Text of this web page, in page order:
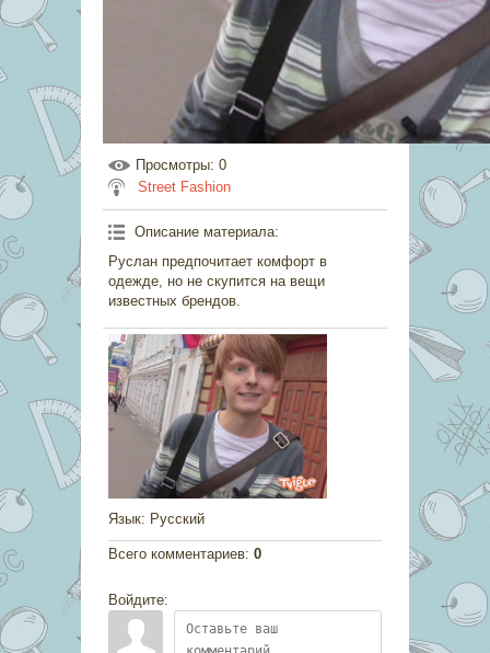
Просмотры: 0
Street Fashion
Описание материала:
Руслан предпочитает комфорт в
одежде, но не скупится на вещи
известных брендов.
Язык: Русский
Всего комментариев: 0
Войдите: